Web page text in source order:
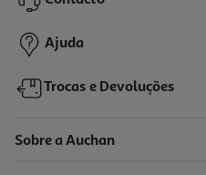
60,99 €
Ajuda
Trocas e Devoluções
Sobre a Auchan